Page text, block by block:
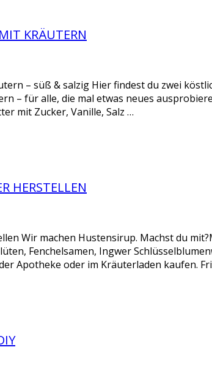
KRÄUTERN
– süß & salzig Hier findest du zwei
– für alle, die mal etwas neues
mit Zucker, Vanille, Salz …
HERSTELLEN
Wir machen Hustensirup. Machst du
Fenchelsamen, Ingwer
Apotheke oder im Kräuterladen kaufen.